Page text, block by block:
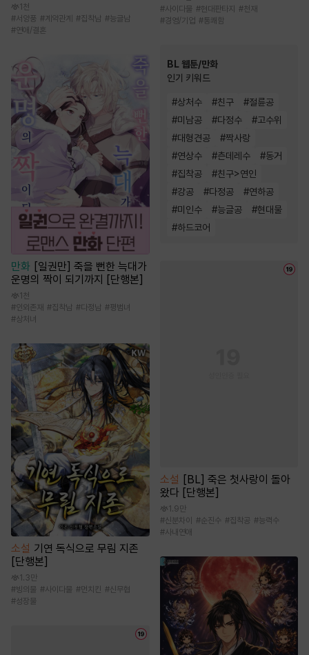
1천
#서양풍 # 계약관계 #집착남 #능글남
#연애/결혼
만화 [일권만] 죽을 뻔한 늑대가
운명의 짝이 되기까지 [단행본]
1천
#인외존재 #집착남 #다정남 #평범녀
#상처녀
소설 기연 독식으로 무림 지존
[단행본]
1.3만
#빙의물 #사이다물 #먼치킨 #신무협
#성장물
#사이다물 #현대판타지 #천재
#경영/기업 #통쾌함
BL 웹툰/만화
인기 키워드
#상처수 #친구 #절륜공
#미남공 #다정수 #고수위
#대형견공 #짝사랑
#연상수 #츤데레수 #동거
#집착공 #친구>연인
#강공 #다정공 #연하공
#미인수 #능글공 #현대물
#하드코어
소설
[BL] 죽은 첫사랑이 돌아
왔다 [단행본]
1.9만
#신분차이 #순진수 #집착공 #능력수
#사내연애